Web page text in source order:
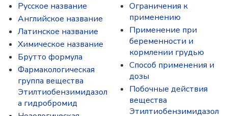
Русское название
Английское название
Латинское название
Химическое название
Брутто формула
Фармакологическая
группа вещества
Этилтиобензимидазол
а гидробромид
Ограничения к
применению
Применение при
беременности и
кормлении грудью
Способ применения и
дозы
Побочные действия
вещества
Этилтиобензимидазол